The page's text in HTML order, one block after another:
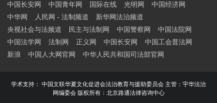
中国长安网
中国青年网 国际在线 光明网
中国经济网
中华网
人民网 - 法制频道
新华网法治频道
央视社会与法频道
民主与法制网 中国警察网
中国法院网
中国法学网
法制网 正义网 中国长安网
中国工会普法网
新浪
中国人大网官网 中华人民共和国司法部官网
学术支持： 中国文联华夏文化促进会法治教育与援助委员会 主管：宇华法治
网编委会 版权所有：北京路通法律咨询中心